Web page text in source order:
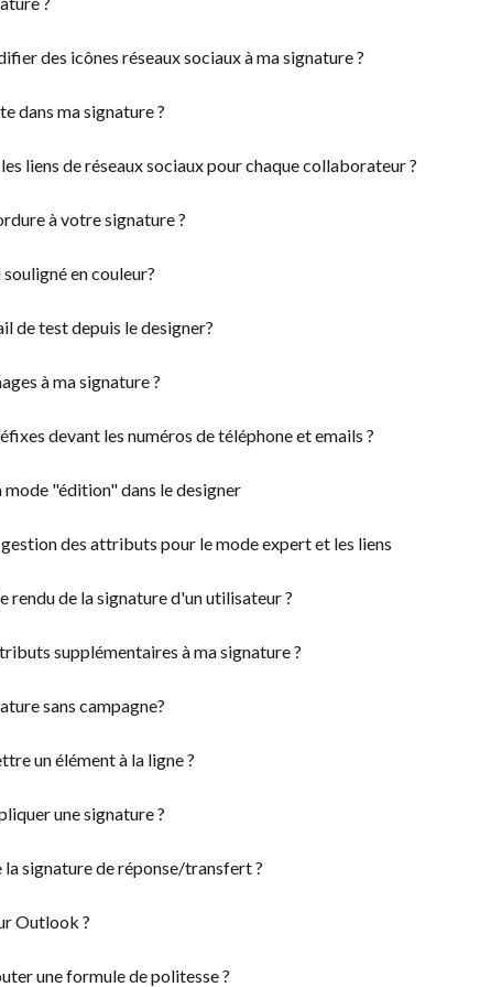
des icônes réseaux sociaux à ma signature ?
dans ma signature ?
liens de réseaux sociaux pour chaque collaborateur ?
à votre signature ?
en couleur?
de test depuis le designer?
à ma signature ?
devant les numéros de téléphone et emails ?
"édition" dans le designer
des attributs pour le mode expert et les liens
rendu de la signature d'un utilisateur ?
supplémentaires à ma signature ?
sans campagne?
un élément à la ligne ?
une signature ?
la signature de réponse/transfert ?
Outlook ?
une formule de politesse ?